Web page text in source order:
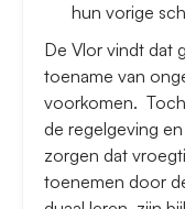
hun vorige
De Vlor vindt dat
toename van
voorkomen.
de regelgeving
zorgen dat
toenemen door